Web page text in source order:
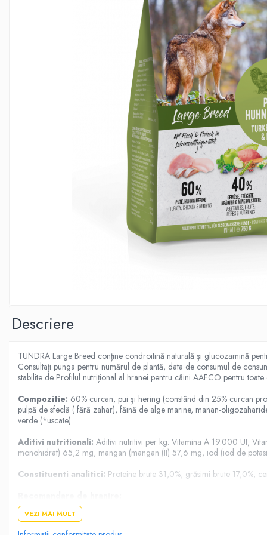
ROZATOARE
VANZARE RAPIDA
Descriere
TUNDRA Large Breed conține condroitină naturală și glucozamină
Consultați punga pentru numărul de plantă, data de consumul de
stabilite de Profilul nutrițional al hranei pentru câini AAFCO pentru
Compozitie: 60% curcan, pui și hering (constând din 25% curcan
pulpă de sfeclă ( fără zahar), făină de alge marine, manan-
verde (*uscate)
Aditivi nutritionali: Aditivi nutritivi per kg: Vitamina A 19.000 UI,
monohidrat) 65,2 mg, mangan (mangan (II) 57,6 mg, iod (iod de
Constituenti analitici: Proteine brute 31,0%, grăsimi brute 17,0%,
Greutatea câinelui în kg - cerințe în g/zi
Informația este un ghid. Nevoile nutriționale reale ale
Vă rugăm să furnizați suficientă apă proaspătă.
VEZI MAI MULT